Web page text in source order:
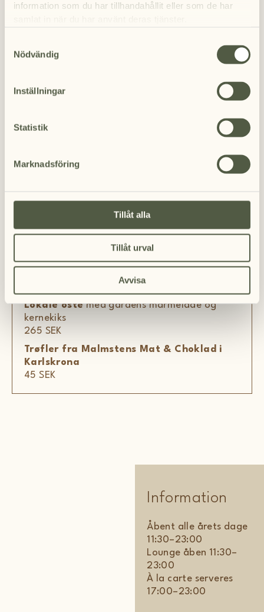
information som du har tillhandahållit eller som de har
who may receive and
process your information.
Nödvändig
Inställningar
Statistik
Marknadsföring
Tillåt alla
Tillåt urval
Avvisa
urtesalat
sommerrødbeder, broccolini, zucchiniblomst
325 SEK
Alle hovedretter serveres med kartoffelmos
Desserter
Grillet jordbærsorbet
og hvid chokolade- og fennikelganache
Citronverbena bavaroismed myntesorbet,
gløgg fra Sibbesson i Näsum og mandelkage
Lokale ostemed gårdens marmelade og
kernekiks
265 SEK
Trøfler fra Malmstens Mat & Choklad i
Karlskrona
45 SEK
Information
Åbent alle årets dage
11:30–23:00
Lounge åben 11:30–
23:00
À la carte serveres
17:00–23:00